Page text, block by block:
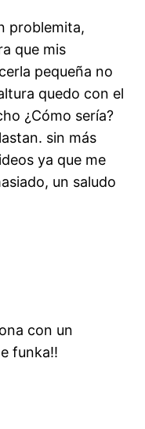
problemita,
que mis
pequeña no
quedo con el
¿Cómo sería?
sin más
ya que me
un saludo
con un
funka!!